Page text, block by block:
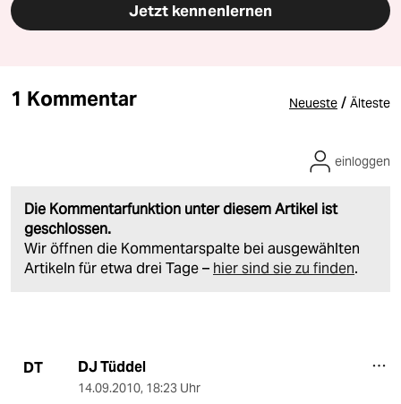
Jetzt kennenlernen
1 Kommentar Neueste / Älteste
Die Kommentarfunktion unter diesem Artikel ist
geschlossen.
Wir öffnen die Kommentarspalte bei ausgewählten
Artikeln für etwa drei Tage – hier sind sie zu finden.
einloggen
DT DJ Tüddel
14.09.2010, 18:23 Uhr